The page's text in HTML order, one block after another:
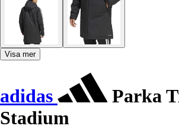
Visa mer
adidas
Parka
Stadium